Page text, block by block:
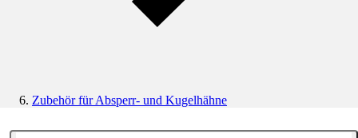
Zubehör für Absperr- und Kugelhähne